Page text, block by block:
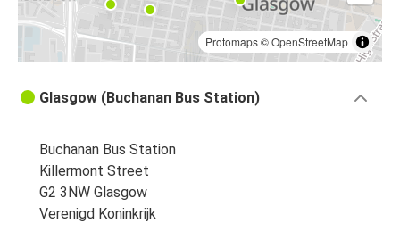
Protomaps©OpenStreetMap
Glasgow (Buchanan Bus Station)
Buchanan Bus Station
Killermont Street
G2 3NW Glasgow
Verenigd Koninkrijk